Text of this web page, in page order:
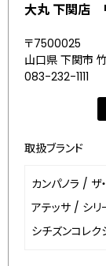
大丸 下関店
〒7500025
山口県 下関市
083-232-1111
取扱ブランド
カンパノラ / ザ
アテッサ / シリ
シチズンコレク